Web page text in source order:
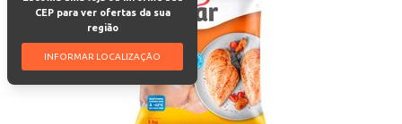
CEP para ver ofertas da sua
região
INFORMAR LOCALIZAÇÃO